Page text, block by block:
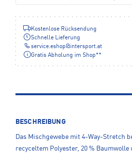
Kostenlose Rücksendung
Schnelle Lieferung
service.eshop@intersport.at
Gratis Abholung im Shop**
BESCHREIBUNG
Das Mischgewebe mit 4-Way-Stretch
recyceltem Polyester, 20 % Baumwolle